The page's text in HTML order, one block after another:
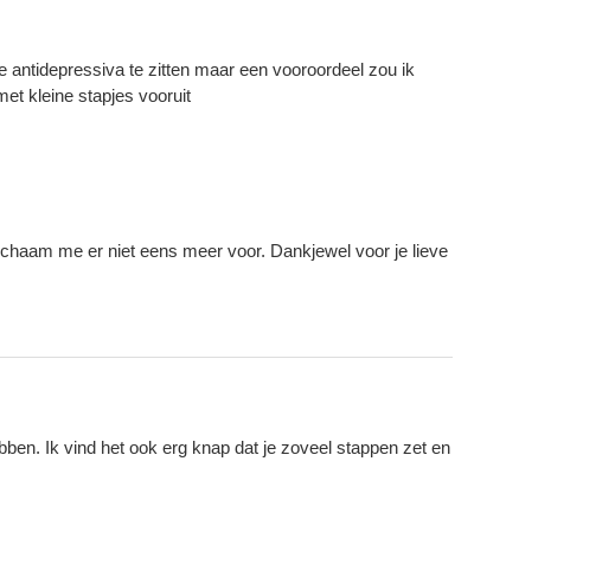
antidepressiva te zitten maar een vooroordeel zou ik
kleine stapjes vooruit
me er niet eens meer voor. Dankjewel voor je lieve
Ik vind het ook erg knap dat je zoveel stappen zet en